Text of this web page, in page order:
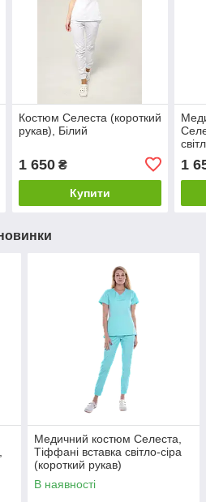
Костюм Селеста (короткий
рукав), Білий
1 650₴
Купити
1
Медичний костюм Селеста,
Тіффані вставка світло-сіра
(короткий рукав)
В наявності